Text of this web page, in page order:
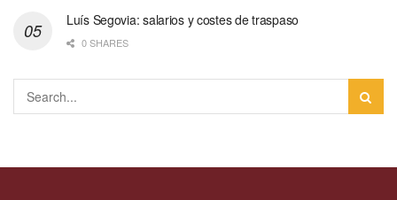
Luís Segovia: salarios y costes de traspaso
0 SHARES